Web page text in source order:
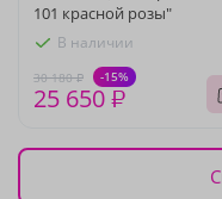
101 красной розы"
В наличии
30 180 ₽ -15%
25 650 ₽